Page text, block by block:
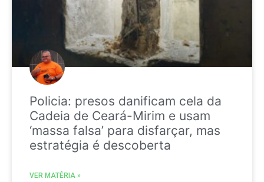
Policia: presos danificam cela da
Cadeia de Ceará-Mirim e usam
‘massa falsa’ para disfarçar, mas
estratégia é descoberta
VER MATÉRIA »